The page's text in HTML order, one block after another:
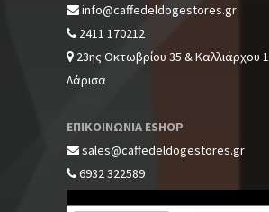
info@caffedeldogestores.gr
2411 170212
23ης Οκτωβρίου 35 & Καλλιάρχου 1
Λάρισα
ΕΠΙΚΟΙΝΩΝΙΑ ESHOP
sales@caffedeldogestores.gr
6932 322589